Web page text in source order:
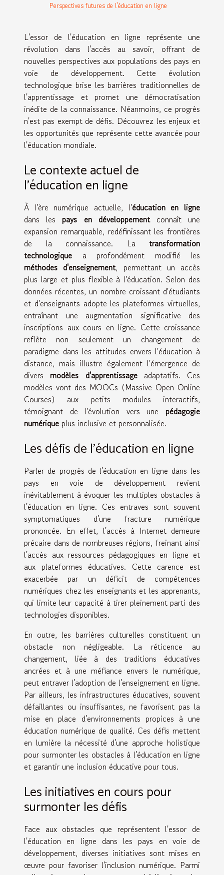
Perspectives futures de l'éducation en ligne
L'essor de l'éducation en ligne représente une
révolution dans l'accès au savoir, offrant de
nouvelles perspectives aux populations des pays en
voie de développement. Cette évolution
technologique brise les barrières traditionnelles de
l'apprentissage et promet une démocratisation
inédite de la connaissance. Néanmoins, ce progrès
n'est pas exempt de défis. Découvrez les enjeux et
les opportunités que représente cette avancée pour
l'éducation mondiale.
Le contexte actuel de
l'éducation en ligne
À l'ère numérique actuelle, l'éducation en ligne
dans les pays en développementconnaît une
expansion remarquable, redéfinissant les frontières
de la connaissance. La transformation
technologique a profondément modifié les
méthodes d'enseignement, permettant un accès
plus large et plus flexible à l'éducation. Selon des
données récentes, un nombre croissant d'étudiants
et d'enseignants adopte les plateformes virtuelles,
entraînant une augmentation significative des
inscriptions aux cours en ligne. Cette croissance
reflète non seulement un changement de
paradigme dans les attitudes envers l'éducation à
distance, mais illustre également l'émergence de
divers modèles d'apprentissageadaptatifs. Ces
modèles vont des MOOCs (Massive Open Online
Courses) aux petits modules interactifs,
témoignant de l'évolution vers une pédagogie
numérique plus inclusive et personnalisée.
Les défis de l'éducation en ligne
Parler de progrès de l'éducation en ligne dans les
pays en voie de développement revient
inévitablement à évoquer les multiples obstacles à
l'éducation en ligne. Ces entraves sont souvent
symptomatiques d'une fracture numérique
prononcée. En effet, l'accès à Internet demeure
précaire dans de nombreuses régions, freinant ainsi
l'accès aux ressources pédagogiques en ligne et
aux plateformes éducatives. Cette carence est
exacerbée par un déficit de compétences
numériques chez les enseignants et les apprenants,
qui limite leur capacité à tirer pleinement parti des
technologies disponibles.
En outre, les barrières culturelles constituent un
obstacle non négligeable. La réticence au
changement, liée à des traditions éducatives
ancrées et à une méfiance envers le numérique,
peut entraver l'adoption de l'enseignement en ligne.
Par ailleurs, les infrastructures éducatives, souvent
défaillantes ou insuffisantes, ne favorisent pas la
mise en place d'environnements propices à une
éducation numérique de qualité. Ces défis mettent
en lumière la nécessité d'une approche holistique
pour surmonter les obstacles à l'éducation en ligne
et garantir une inclusion éducative pour tous.
Les initiatives en cours pour
surmonter les défis
Face aux obstacles que représentent l'essor de
l'éducation en ligne dans les pays en voie de
développement, diverses initiatives sont mises en
œuvre pour favoriser l'inclusion numérique. Parmi